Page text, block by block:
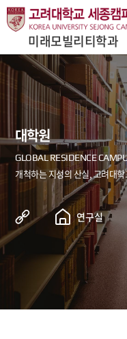
미래모빌리티학과
대학원
연구실